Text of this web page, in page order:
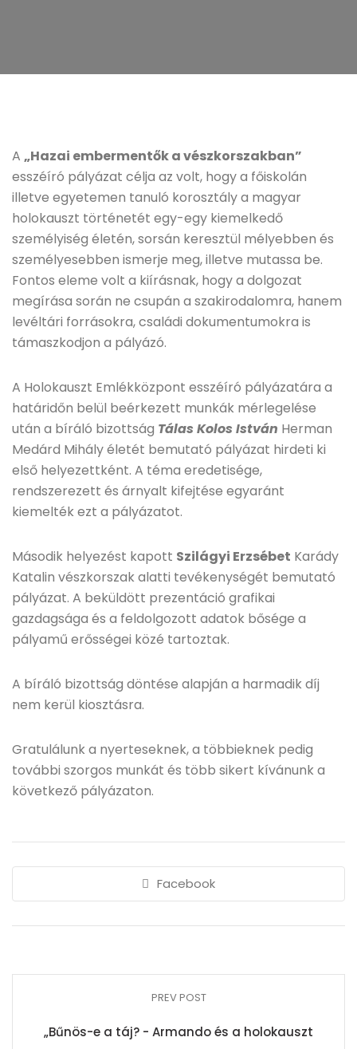
A „Hazai embermentők a vészkorszakban”
esszéíró pályázat célja az volt, hogy a főiskolán
illetve egyetemen tanuló korosztály a magyar
holokauszt történetét egy-egy kiemelkedő
személyiség életén, sorsán keresztül mélyebben és
személyesebben ismerje meg, illetve mutassa be.
Fontos eleme volt a kiírásnak, hogy a dolgozat
megírása során ne csupán a szakirodalomra, hanem
levéltári forrásokra, családi dokumentumokra is
támaszkodjon a pályázó.
A Holokauszt Emlékközpont esszéíró pályázatára a
határidőn belül beérkezett munkák mérlegelése
után a bíráló bizottság Tálas Kolos István Herman
Medárd Mihály életét bemutató pályázat hirdeti ki
első helyezettként. A téma eredetisége,
rendszerezett és árnyalt kifejtése egyaránt
kiemelték ezt a pályázatot.
Második helyezést kapott Szilágyi Erzsébet Karády
Katalin vészkorszak alatti tevékenységét bemutató
pályázat. A beküldött prezentáció grafikai
gazdagsága és a feldolgozott adatok bősége a
pályamű erősségei közé tartoztak.
A bíráló bizottság döntése alapján a harmadik díj
nem kerül kiosztásra.
Gratulálunk a nyerteseknek, a többieknek pedig
további szorgos munkát és több sikert kívánunk a
következő pályázaton.
Facebook
PREV POST
„Bűnös-e a táj? - Armando és a holokauszt